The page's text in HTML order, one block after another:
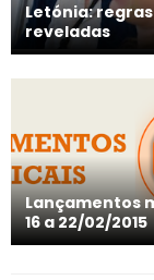
Letónia: regras
reveladas
Lançamentos
16 a 22/02/2015